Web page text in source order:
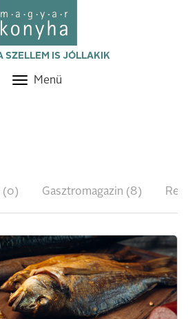
SZELLEM IS JÓLLAKIK
Toggle
Menü
(0) Gasztromagazin (8)